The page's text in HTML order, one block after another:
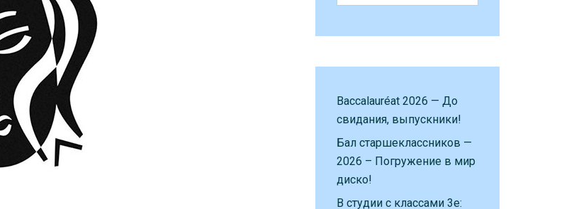
Baccalauréat 2026 — До
свидания, выпускники!
Бал старшеклассников —
2026 – Погружение в мир
диско!
В студии с классами 3е: